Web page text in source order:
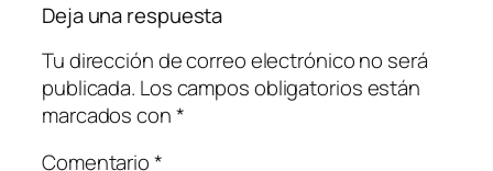
Deja una respuesta
Tu dirección de correo electrónico no será
publicada. Los campos obligatorios están
marcados con*
Comentario*